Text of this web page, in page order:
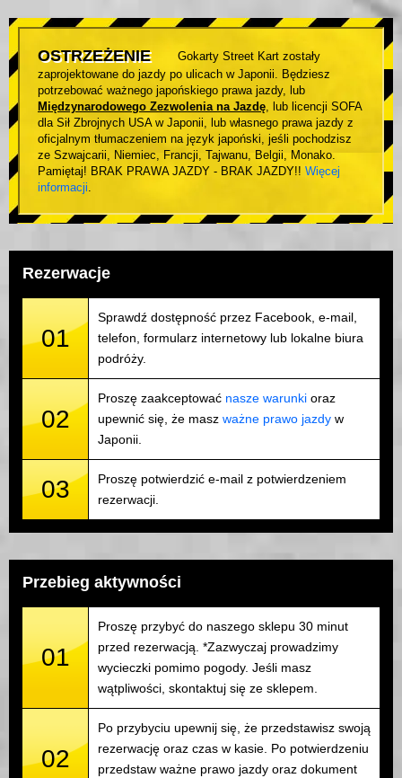
OSTRZEŻENIE
Gokarty Street Kart zostały
zaprojektowane do jazdy po ulicach w Japonii. Będziesz
potrzebować ważnego japońskiego prawa jazdy, lub
Międzynarodowego Zezwolenia na Jazdę, lub licencji SOFA
dla Sił Zbrojnych USA w Japonii, lub własnego prawa jazdy z
oficjalnym tłumaczeniem na język japoński, jeśli pochodzisz
ze Szwajcarii, Niemiec, Francji, Tajwanu, Belgii, Monako.
Pamiętaj! BRAK PRAWA JAZDY - BRAK JAZDY!! Więcej
informacji.
Rezerwacje
01
Sprawdź dostępność przez Facebook, e-mail,
telefon, formularz internetowy lub lokalne biura
podróży.
02
Proszę zaakceptować nasze warunki oraz
upewnić się, że masz ważne prawo jazdy w
Japonii.
03
Proszę potwierdzić e-mail z potwierdzeniem
rezerwacji.
Przebieg aktywności
01
Proszę przybyć do naszego sklepu 30 minut
przed rezerwacją. *Zazwyczaj prowadzimy
wycieczki pomimo pogody. Jeśli masz
wątpliwości, skontaktuj się ze sklepem.
02
Po przybyciu upewnij się, że przedstawisz swoją
rezerwację oraz czas w kasie. Po potwierdzeniu
przedstaw ważne prawo jazdy oraz dokument